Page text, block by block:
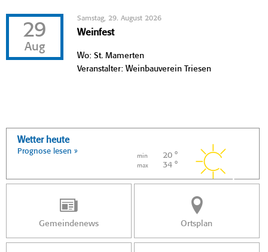
29
Aug
Samstag, 29. August 2026
Weinfest
Wo: St. Mamerten
Veranstalter: Weinbauverein Triesen
Wetter heute
Prognose lesen »
min 20 °
max 34 °
Gemeindenews Ortsplan